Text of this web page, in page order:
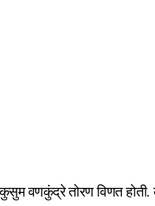
वणकुंद्रे तोरण विणत